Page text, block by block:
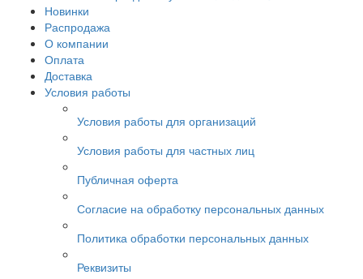
Новинки
Распродажа
О компании
Оплата
Доставка
Условия работы
Условия работы для организаций
Условия работы для частных лиц
Публичная оферта
Согласие на обработку персональных данных
Политика обработки персональных данных
Реквизиты